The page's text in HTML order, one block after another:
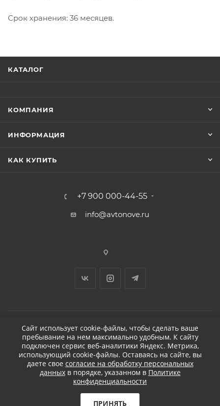
Срок хранения: 36 месяцев.
Бесплатная доставка
КАТАЛОГ
КОМПАНИЯ
ИНФОРМАЦИЯ
КАК КУПИТЬ
+7 900 000-44-55
info@avtonove.ru
2026 © ДЕТЕЙЛИНГ-МАРКЕТ АВТОНОВЬЕ
Сайт использует cookie-файлы, чтобы сделать ваше
пребывание на нем максимально удобным. К cайту
подключен сервис веб-аналитики Яндекс. Метрика,
использующий cookie-файлы. Оставаясь на сайте, вы
даете свое согласие на обработку персональных
данныхв порядке, указанном в Политике
конфиденциальности
ПРИНЯТЬ